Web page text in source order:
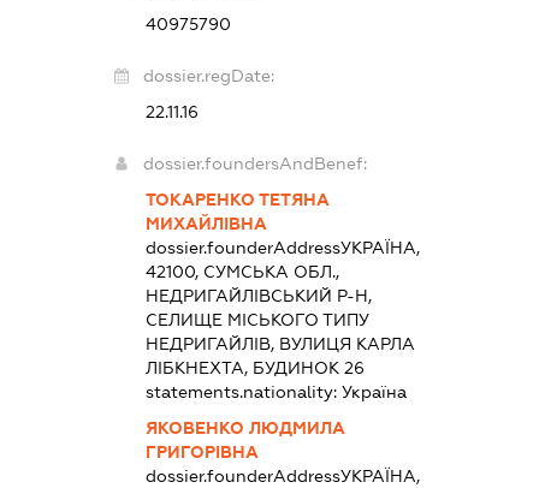
40975790
dossier.regDate:
22.11.16
dossier.foundersAndBenef:
ТОКАРЕНКО ТЕТЯНА
МИХАЙЛІВНА
dossier.founderAddressУКРАЇНА,
42100, СУМСЬКА ОБЛ.,
НЕДРИГАЙЛІВСЬКИЙ Р-Н,
СЕЛИЩЕ МІСЬКОГО ТИПУ
НЕДРИГАЙЛІВ, ВУЛИЦЯ КАРЛА
ЛІБКНЕХТА, БУДИНОК 26
statements.nationality: Україна
ЯКОВЕНКО ЛЮДМИЛА
ГРИГОРІВНА
dossier.founderAddressУКРАЇНА,